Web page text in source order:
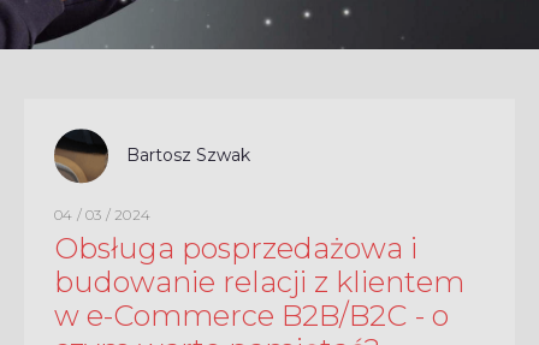
Bartosz Szwak
04 / 03 / 2024
Obsługa posprzedażowa i
budowanie relacji z klientem
w e-Commerce B2B/B2C - o